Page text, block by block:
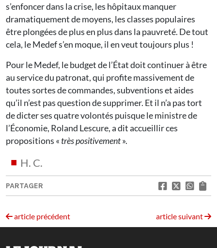
s’enfoncer dans la crise, les hôpitaux manquer
dramatiquement de moyens, les classes populaires
être plongées de plus en plus dans la pauvreté. De tout
cela, le Medef s’en moque, il en veut toujours plus !
Pour le Medef, le budget de l’État doit continuer à être
au service du patronat, qui profite massivement de
toutes sortes de commandes, subventions et aides
qu’il n’est pas question de supprimer. Et il n’a pas tort
de dicter ses quatre volontés puisque le ministre de
l’Économie, Roland Lescure, a dit accueillir ces
propositions « très positivement».
H. C.
PARTAGER
article précédent article suivant